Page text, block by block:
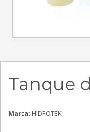
Tanque
Marca: HIDROTEK